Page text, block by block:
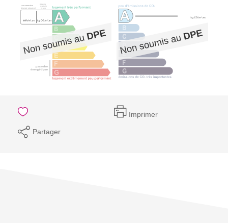
Imprimer
Partager